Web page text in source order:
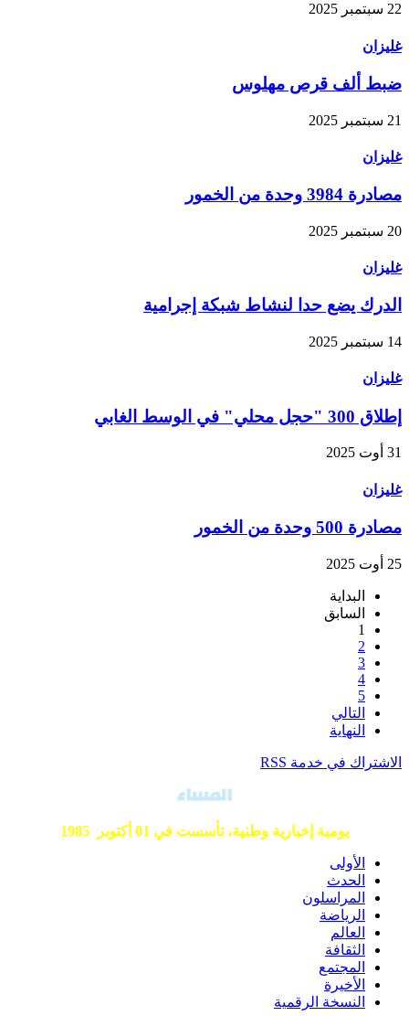
22 سبتمبر 2025
غليزان
ضبط ألف قرص مهلوس
21 سبتمبر 2025
غليزان
مصادرة 3984 وحدة من الخمور
20 سبتمبر 2025
غليزان
الدرك يضع حدا لنشاط شبكة إجرامية
14 سبتمبر 2025
غليزان
إطلاق 300 "حجل محلي" في الوسط الغابي
31 أوت 2025
غليزان
مصادرة 500 وحدة من الخمور
25 أوت 2025
البداية
السابق
1
2
3
4
5
التالي
النهاية
الاشتراك في خدمة RSS
يومية إخبارية وطنية،تأسست في 01 أكتوبر 1985
الأولى
الحدث
المراسلون
الرياضة
العالم
الثقافة
المجتمع
الأخيرة
النسخة الرقمية